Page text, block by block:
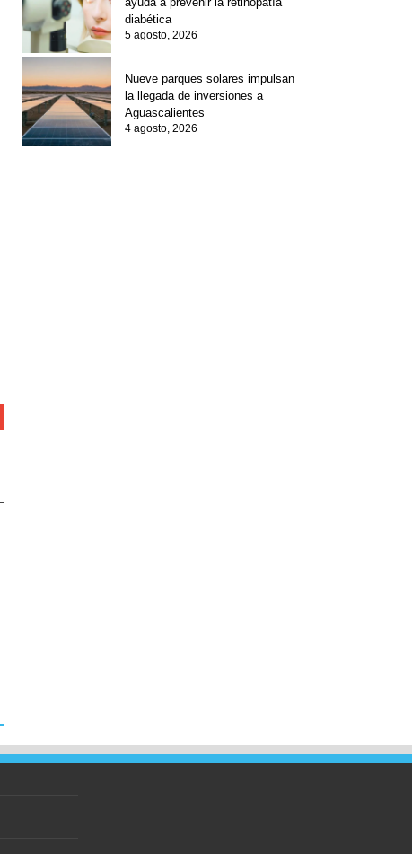
diabética
5 agosto, 2026
Nueve parques solares impulsan
la llegada de inversiones a
Aguascalientes
4 agosto, 2026